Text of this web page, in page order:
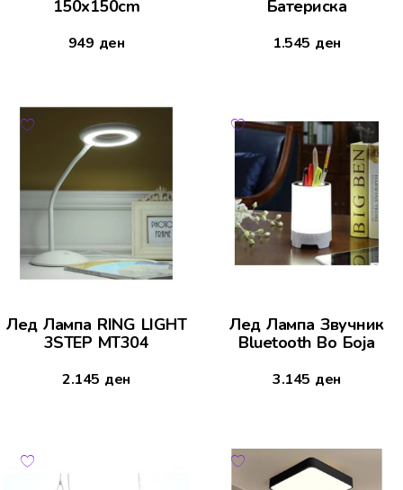
150x150cm
949 ден
Батериска
1.545 ден
Лед Лампа RING LIGHT
3STEP MT304
2.145 ден
Лед Лампа Звучник
Bluetooth Во Боја
3.145 ден